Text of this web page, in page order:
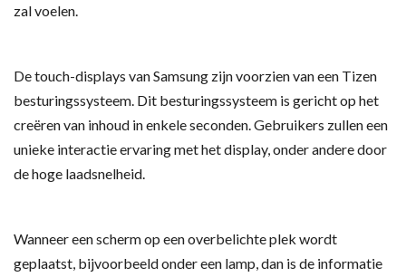
zal voelen.
De touch-displays van Samsung zijn voorzien van een Tizen
besturingssysteem. Dit besturingssysteem is gericht op het
creëren van inhoud in enkele seconden. Gebruikers zullen een
unieke interactie ervaring met het display, onder andere door
de hoge laadsnelheid.
Wanneer een scherm op een overbelichte plek wordt
geplaatst, bijvoorbeeld onder een lamp, dan is de informatie